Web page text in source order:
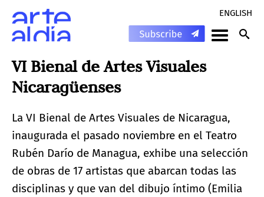
ENGLISH
VI Bienal de Artes Visuales
Nicaragüenses
La VI Bienal de Artes Visuales de Nicaragua,
inaugurada el pasado noviembre en el Teatro
Rubén Darío de Managua, exhibe una selección
de obras de 17 artistas que abarcan todas las
disciplinas y que van del dibujo íntimo (Emilia